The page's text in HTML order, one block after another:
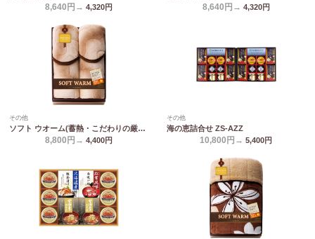
8,640円→ 4,320円 8,640円→ 4,320円
その他
ソフト ウオーム(蓄熱・こだわりの厳選) あったか遠赤 ソフト敷きパット2P 6440-2P
8,800円→ 4,400円
その他
海の恵詰合せ ZS-AZZ
10,800円→ 5,400円